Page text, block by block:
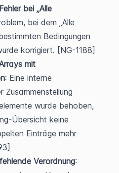
bei „Alle
bei dem „Alle
Bedingungen
korrigiert. [NG-1188]
mit
: Eine interne
Zusammenstellung
wurde behoben,
Übersicht keine
Einträge mehr
Verordnung: